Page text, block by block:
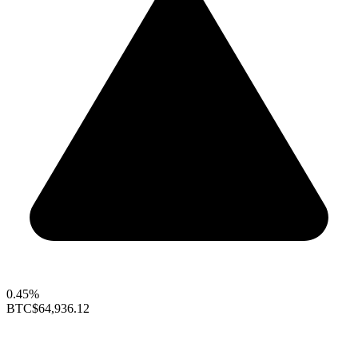
0.45%
BTC$64,936.12